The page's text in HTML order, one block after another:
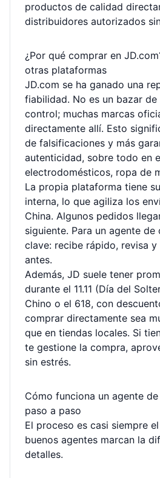
productos de calidad
distribuidores autorizados
¿Por qué comprar en
otras plataformas
JD.com se ha ganado una
fiabilidad. No es un bazar
control; muchas marcas
directamente allí. Esto
de falsificaciones y más
autenticidad, sobre todo en
electrodomésticos, ropa de
La propia plataforma tiene
interna, lo que agiliza los
China. Algunos pedidos
siguiente. Para un agente
clave: recibe rápido, revisa
antes.
Además, JD suele tener
durante el 11.11 (Día del
Chino o el 618, con
comprar directamente sea
que en tiendas locales. Si
te gestione la compra,
sin estrés.
Cómo funciona un agente
paso a paso
El proceso es casi siempre
buenos agentes marcan la
detalles.